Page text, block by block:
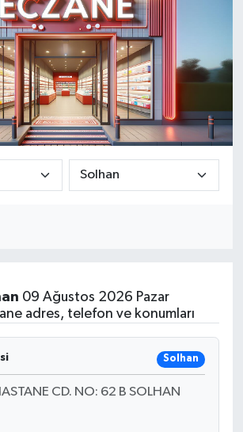
09 Ağustos 2026 Pazar
adres, telefon ve konumları
Solhan
CD. NO: 62 B SOLHAN